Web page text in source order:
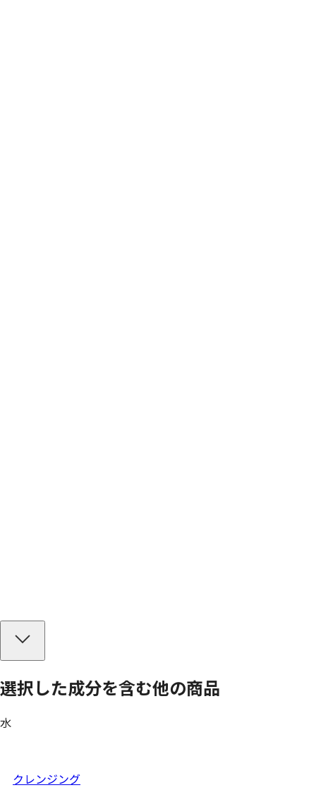
選択した成分を含む他の商品
水
クレンジング